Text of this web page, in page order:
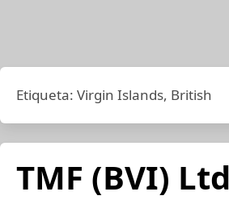
Etiqueta: Virgin Islands, British
TMF (BVI) Ltd